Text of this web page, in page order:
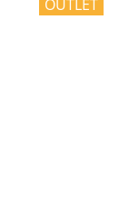
OUTLET